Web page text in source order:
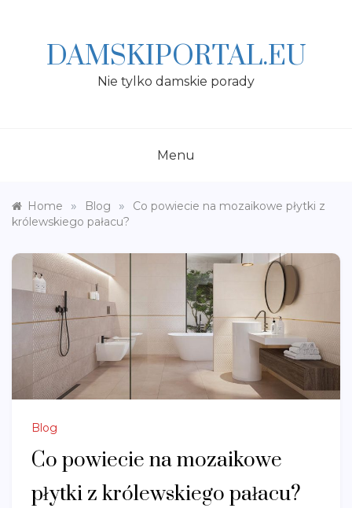
DAMSKIPORTAL.EU
Nie tylko damskie porady
Menu
Home » Blog »
Co powiecie na mozaikowe płytki z
królewskiego pałacu?
Blog
Co powiecie na mozaikowe
płytki z królewskiego pałacu?